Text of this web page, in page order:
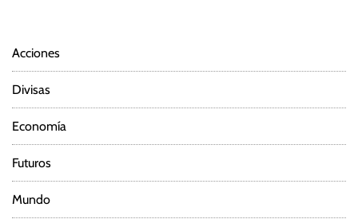
e
e
n
t
r
Acciones
Divisas
Economía
Futuros
Mundo